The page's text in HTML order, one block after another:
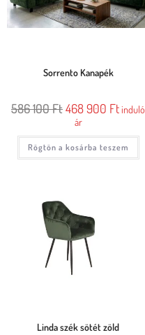
Sorrento Kanapék
586 100Ft468 900 Ftinduló
ár
Rögtön a kosárba teszem
Linda szék sötét zöld